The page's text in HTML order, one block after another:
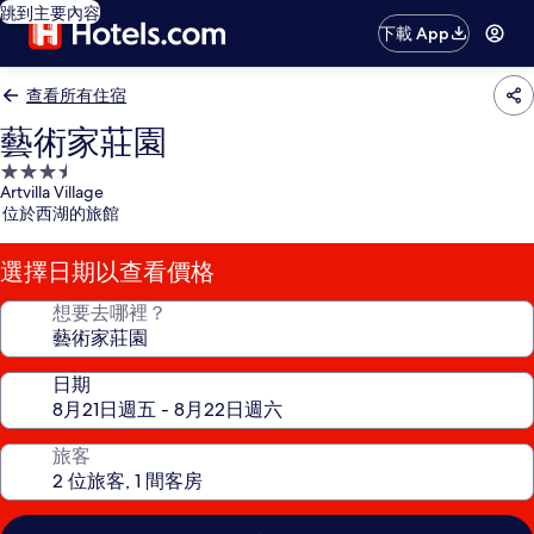
跳到主要內容
下載 App
查看所有住宿
藝術家莊園
3.5
星
級
住
宿
Artvilla Village
位於西湖的旅館
選擇日期以查看價格
想要去哪裡？
日期
旅客